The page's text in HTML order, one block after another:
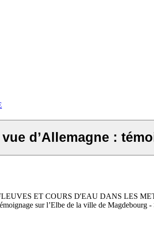
d’Allemagne :
ET COURS D'EAU DANS LES
sur l’Elbe de la ville de